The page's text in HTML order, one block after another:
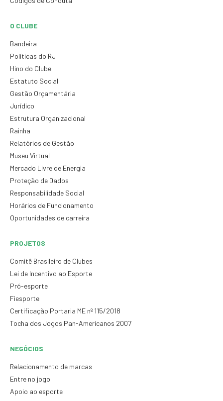
O CLUBE
Bandeira
Políticas do RJ
Hino do Clube
Estatuto Social
Gestão Orçamentária
Jurídico
Estrutura Organizacional
Rainha
Relatórios de Gestão
Museu Virtual
Mercado Livre de Energia
Proteção de Dados
Responsabilidade Social
Horários de Funcionamento
Oportunidades de carreira
PROJETOS
Comitê Brasileiro de Clubes
Lei de Incentivo ao Esporte
Pró-esporte
Fiesporte
Certificação Portaria ME nº 115/2018
Tocha dos Jogos Pan-Americanos 2007
NEGÓCIOS
Relacionamento de marcas
Entre no jogo
Apoio ao esporte